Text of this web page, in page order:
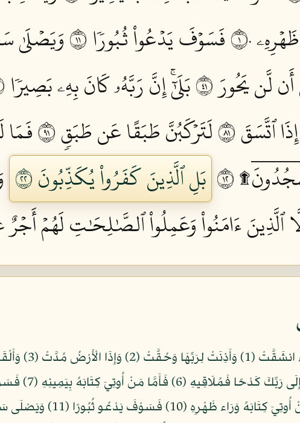
١٠
فَسَوۡفَ يَدۡعُواْ ثُبُورٗا ١١ وَيَصۡلَىٰ
لَّن يَحُورَ ١٤ بَلَىٰٓۚ إِنَّ رَبَّهُۥ كَانَ بِهِۦ بَصِيرٗا ١٥
ٱتَّسَقَ ١٨ لَتَرۡكَبُنَّ طَبَقًا عَن طَبَقٖ ١٩ فَمَا
٢١
بَلِ ٱلَّذِينَ كَفَرُواْ يُكَذِّبُونَ ٢٢
ٱلَّذِينَ ءَامَنُواْ وَعَمِلُواْ ٱلصَّٰلِحَٰتِ لَهُمۡ أَجۡرٌ